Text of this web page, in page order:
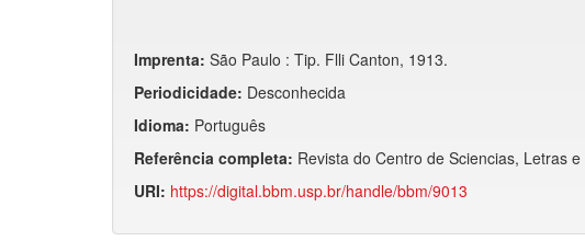
Imprenta: São Paulo : Tip. Flli Canton, 1913.
Periodicidade: Desconhecida
Idioma: Português
Referência completa: Revista do Centro de Sciencias, Letras
URI: https://digital.bbm.usp.br/handle/bbm/9013